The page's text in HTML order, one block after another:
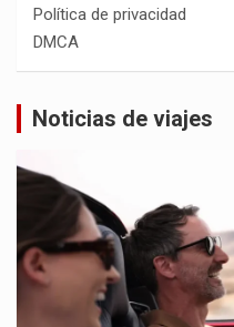
Política de privacidad
DMCA
Noticias de viajes